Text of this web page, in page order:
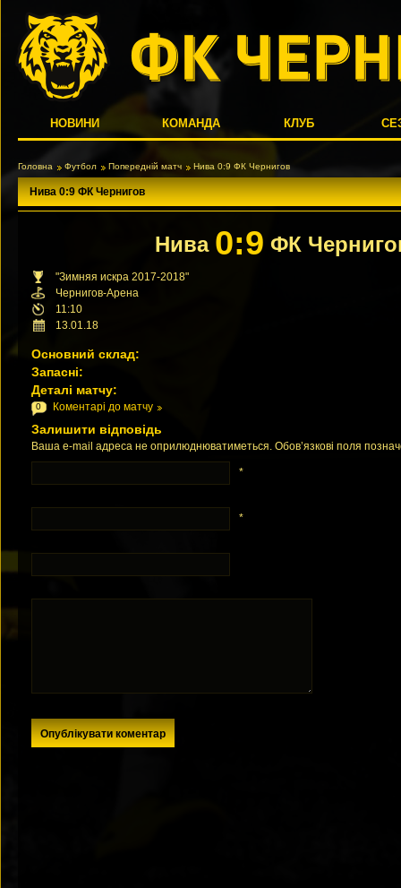
НОВИНИ КОМАНДА КЛУБ
Головна Футбол Попередній матч Нива 0:9 ФК Чернигов
Нива 0:9 ФК Чернигов
Нива 0:9 ФК
"Зимняя искра 2017-2018"
Чернигов-Арена
11:10
13.01.18
Основний склад:
Запасні:
Деталі матчу:
0 Коментарі до матчу
Залишити відповідь
Ваша e-mail адреса не оприлюднюватиметься. Обов’язкові поля
*
*